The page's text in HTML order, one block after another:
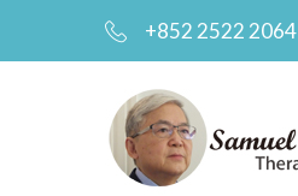
+852 2522 2064